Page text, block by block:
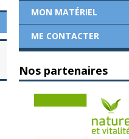
MON MATÉRIEL
ME CONTACTER
Nos partenaires